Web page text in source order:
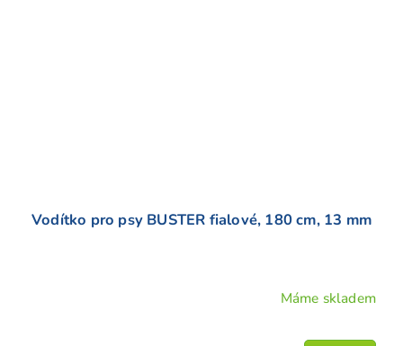
Vodítko pro psy BUSTER fialové, 180 cm, 13 mm
Máme skladem